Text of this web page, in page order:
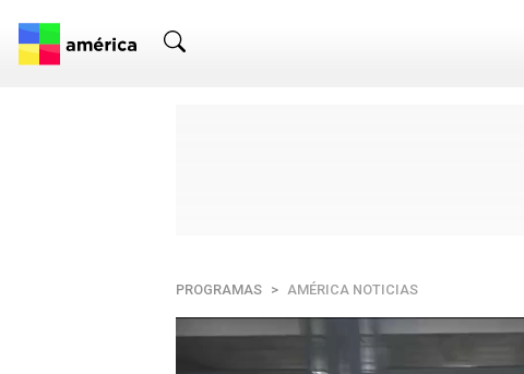
PROGRAMAS AMÉRICA NOTICIAS